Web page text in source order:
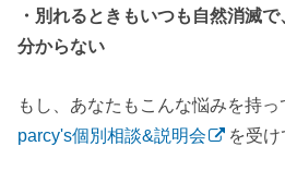
・別れるときもいつも自然消滅
分からない
もし、あなたもこんな悩みを持
parcy's個別相談&説明会
を受け